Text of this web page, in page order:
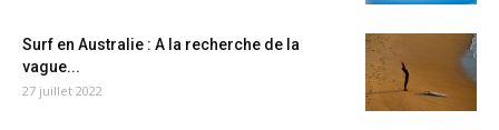
Surf en Australie : A la recherche de la
vague...
27 juillet 2022